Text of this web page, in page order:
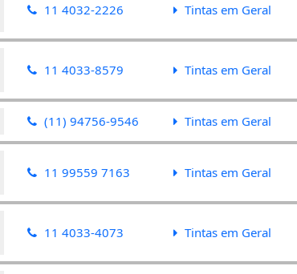
11 4032-2226 Tintas em Geral
11 4033-8579 Tintas em Geral
(11) 94756-9546 Tintas em Geral
11 99559 7163 Tintas em Geral
11 4033-4073 Tintas em Geral